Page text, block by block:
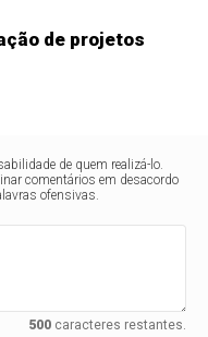
de projetos
de quem realizá-lo.
comentários em desacordo
ofensivas.
500caracteres restantes.